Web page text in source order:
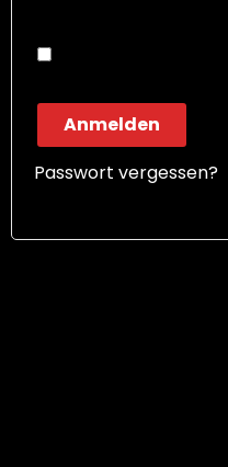
Anmelden
Passwort vergessen?